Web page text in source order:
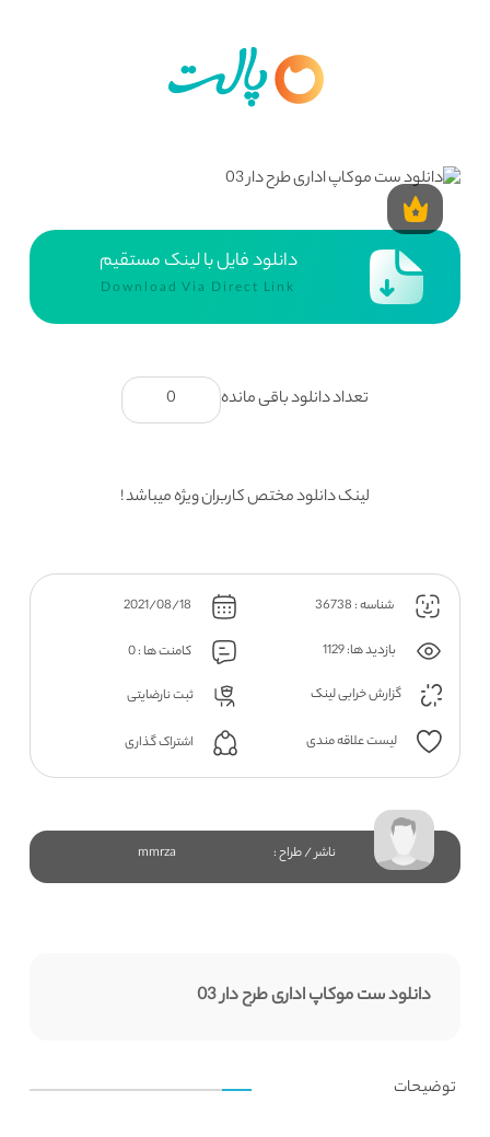
دانلود فایل با لینک مستقیم
Download Via Direct Link
تعداد دانلود باقی مانده 0
لینک دانلود مختص کاربران ویژه میباشد !
شناسه : 36738
بازدید ها: 1129
کامنت ها : 0
گزارش خرابی لینک
ثبت نارضایتی
لیست علاقه مندی اشتراک گذاری
ناشر / طراح : mmrza
دانلود ست موکاپ اداری طرح دار 03
توضیحات